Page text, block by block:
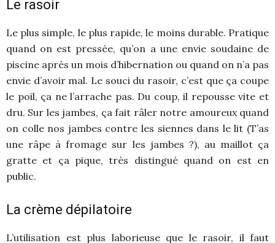
Le rasoir
Le plus simple, le plus rapide, le moins durable. Pratique
quand on est pressée, qu’on a une envie soudaine de
piscine après un mois d’hibernation ou quand on n’a pas
envie d’avoir mal. Le souci du rasoir, c’est que ça coupe
le poil, ça ne l’arrache pas. Du coup, il repousse vite et
dru. Sur les jambes, ça fait râler notre amoureux quand
on colle nos jambes contre les siennes dans le lit (T’as
une râpe à fromage sur les jambes ?), au maillot ça
gratte et ça pique, très distingué quand on est en
public.
La crème dépilatoire
L’utilisation est plus laborieuse que le rasoir, il faut